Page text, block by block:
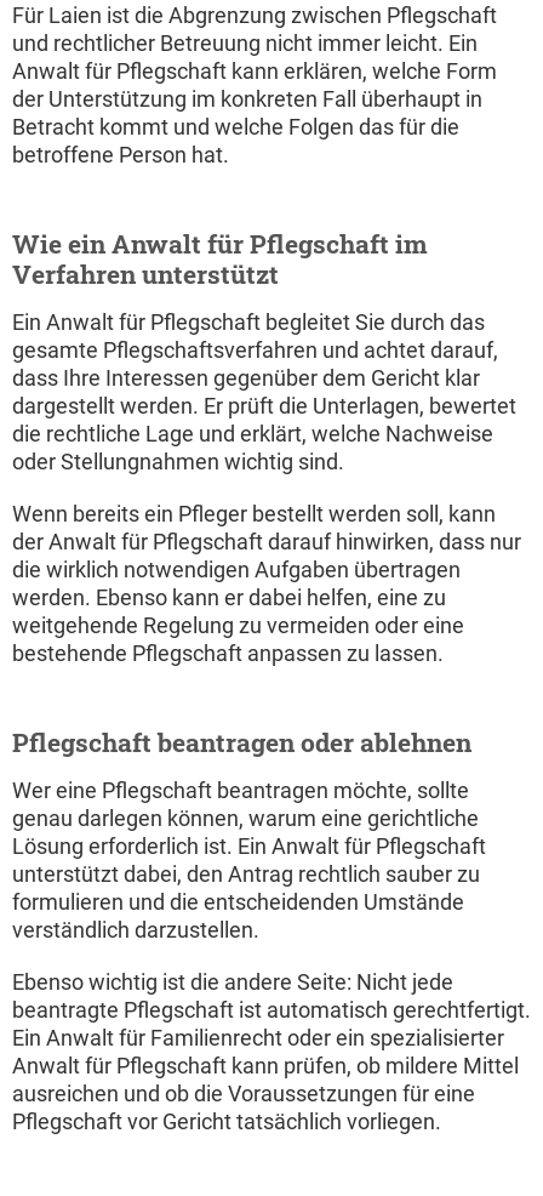
Für Laien ist die Abgrenzung zwischen Pflegschaft
und rechtlicher Betreuung nicht immer leicht. Ein
Anwalt für Pflegschaft kann erklären, welche Form
der Unterstützung im konkreten Fall überhaupt in
Betracht kommt und welche Folgen das für die
betroffene Person hat.
Wie ein Anwalt für Pflegschaft im
Verfahren unterstützt
Ein Anwalt für Pflegschaft begleitet Sie durch das
gesamte Pflegschaftsverfahren und achtet darauf,
dass Ihre Interessen gegenüber dem Gericht klar
dargestellt werden. Er prüft die Unterlagen, bewertet
die rechtliche Lage und erklärt, welche Nachweise
oder Stellungnahmen wichtig sind.
Wenn bereits ein Pfleger bestellt werden soll, kann
der Anwalt für Pflegschaft darauf hinwirken, dass nur
die wirklich notwendigen Aufgaben übertragen
werden. Ebenso kann er dabei helfen, eine zu
weitgehende Regelung zu vermeiden oder eine
bestehende Pflegschaft anpassen zu lassen.
Pflegschaft beantragen oder ablehnen
Wer eine Pflegschaft beantragen möchte, sollte
genau darlegen können, warum eine gerichtliche
Lösung erforderlich ist. Ein Anwalt für Pflegschaft
unterstützt dabei, den Antrag rechtlich sauber zu
formulieren und die entscheidenden Umstände
verständlich darzustellen.
Ebenso wichtig ist die andere Seite: Nicht jede
beantragte Pflegschaft ist automatisch gerechtfertigt.
Ein Anwalt für Familienrecht oder ein spezialisierter
Anwalt für Pflegschaft kann prüfen, ob mildere Mittel
ausreichen und ob die Voraussetzungen für eine
Pflegschaft vor Gericht tatsächlich vorliegen.